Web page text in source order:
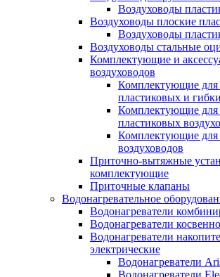
Воздуховоды
Воздуховоды плоские
Воздуховоды
Воздуховоды стальные
Комплектующие и
воздуховодов
Комплектующие для
пластиковых и
Комплектующие для
пластиковых
Комплектующие для
воздуховодов
Приточно-вытяжные
комплектующие
Приточные клапаны
Водонагревательное
Водонагреватели
Водонагреватели
Водонагреватели
электрические
Водонагреватели